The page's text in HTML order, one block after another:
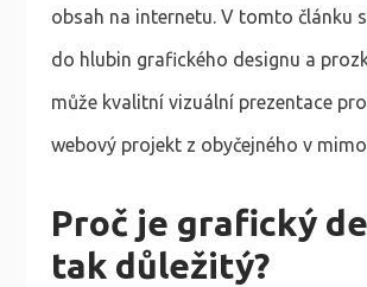
obsah na internetu. V tomto článku
do hlubin grafického designu a
může kvalitní vizuální prezentace
webový projekt z obyčejného v
Proč je grafický
tak důležitý?